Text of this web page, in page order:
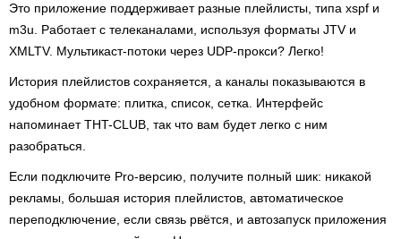
Это приложение поддерживает разные плейлисты, типа xspf и
m3u. Работает с телеканалами, используя форматы JTV и
XMLTV. Мультикаст-потоки через UDP-прокси? Легко!
История плейлистов сохраняется, а каналы показываются в
удобном формате: плитка, список, сетка. Интерфейс
напоминает THT-CLUB, так что вам будет легко с ним
разобраться.
Если подключите Pro-версию, получите полный шик: никакой
рекламы, большая история плейлистов, автоматическое
переподключение, если связь рвётся, и автозапуск приложения